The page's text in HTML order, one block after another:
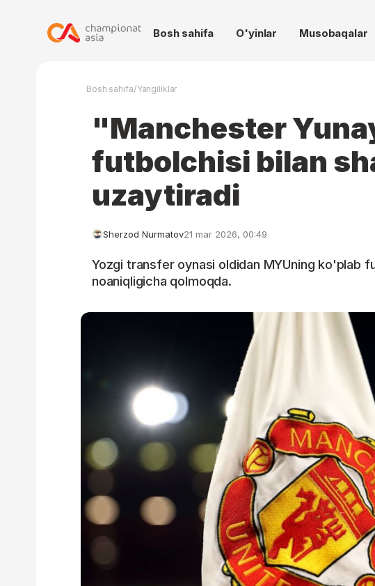
Bosh sahifa O'yinlar Musobaqalar
Bosh sahifa/Yangiliklar
"Manchester
futbolchisi bilan
uzaytiradi
Sherzod Nurmatov21 mar 2026, 00:49
Yozgi transfer oynasi oldidan MYUning ko'plab
noaniqligicha qolmoqda.